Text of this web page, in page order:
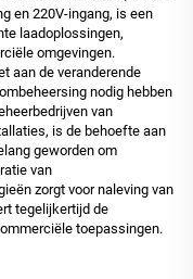
en 220V-ingang, is een
laadoplossingen,
omgevingen.
aan de veranderende
nodig hebben
van
is de behoefte aan
geworden om
van
zorgt voor naleving van
tegelijkertijd de
toepassingen.